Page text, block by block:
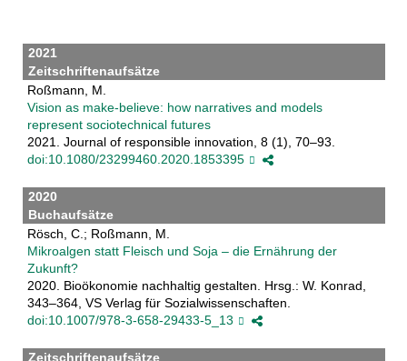
2021
Zeitschriftenaufsätze
Roßmann, M.
Vision as make-believe: how narratives and models
represent sociotechnical futures
2021. Journal of responsible innovation, 8 (1), 70–93.
doi:10.1080/23299460.2020.1853395
2020
Buchaufsätze
Rösch, C.; Roßmann, M.
Mikroalgen statt Fleisch und Soja – die Ernährung der
Zukunft?
2020. Bioökonomie nachhaltig gestalten. Hrsg.: W. Konrad,
343–364, VS Verlag für Sozialwissenschaften.
doi:10.1007/978-3-658-29433-5_13
Zeitschriftenaufsätze